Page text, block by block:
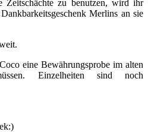
zu benutzen, wird ihr
Merlins an sie
eine Bewährungsprobe im alten
Einzelheiten sind noch